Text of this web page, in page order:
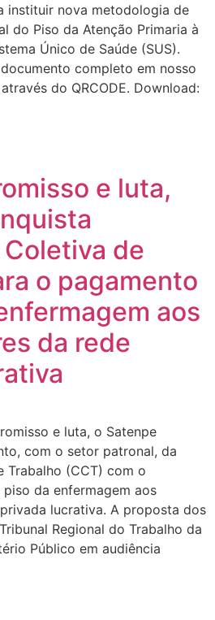
instituir nova metodologia de
do Piso da Atenção Primaria à
Único de Saúde (SUS).
completo em nosso
do QRCODE. Download:
e luta,
de
o pagamento
aos
da rede
e luta, o Satenpe
com o setor patronal, da
Trabalho (CCT) com o
da enfermagem aos
lucrativa. A proposta dos
Regional do Trabalho da
Público em audiência